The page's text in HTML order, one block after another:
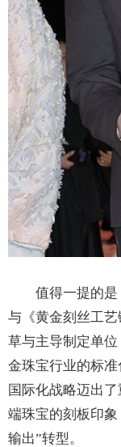
值得一提的是
与《黄金刻丝工
草与主导制定单
金珠宝行业的标
国际化战略迈出
端珠宝的刻板印
输出”转型。